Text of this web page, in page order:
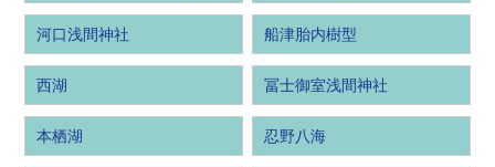
河口浅間神社 船津胎内樹型
西湖 冨士御室浅間神社
本栖湖 忍野八海